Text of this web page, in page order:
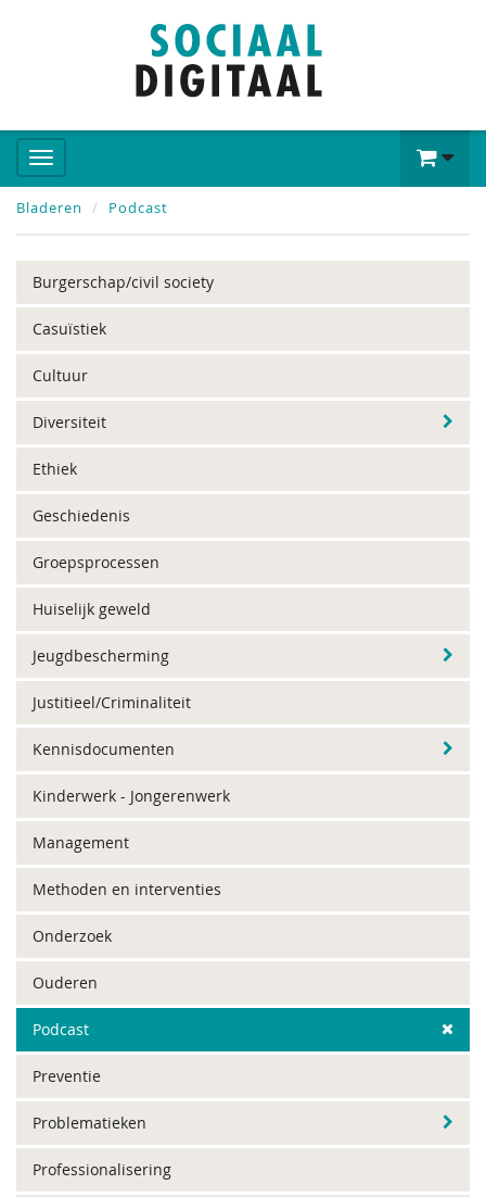
Bladeren Podcast
Burgerschap/civil society
Casuïstiek
Cultuur
Diversiteit
Ethiek
Geschiedenis
Groepsprocessen
Huiselijk geweld
Jeugdbescherming
Justitieel/Criminaliteit
Kennisdocumenten
Kinderwerk - Jongerenwerk
Management
Methoden en interventies
Onderzoek
Ouderen
Podcast
Preventie
Problematieken
Professionalisering